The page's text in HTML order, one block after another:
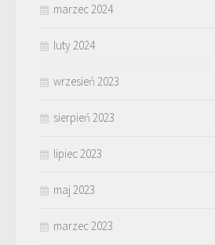
marzec 2024
luty 2024
wrzesień 2023
sierpień 2023
lipiec 2023
maj 2023
marzec 2023